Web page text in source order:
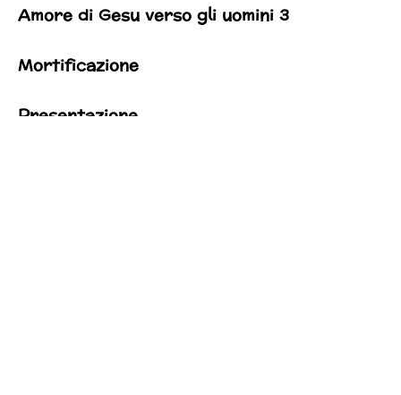
Amore di Gesu verso gli uomini 3
Mortificazione
Presentazione